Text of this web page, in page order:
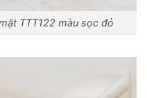
TTT122 màu sọc đỏ